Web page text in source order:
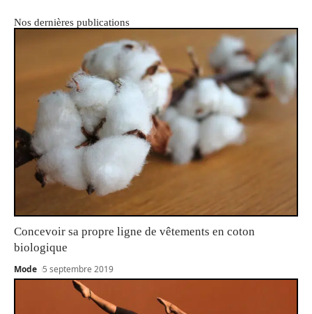
Nos dernières publications
Concevoir sa propre ligne de vêtements en coton
biologique
Mode 5 septembre 2019